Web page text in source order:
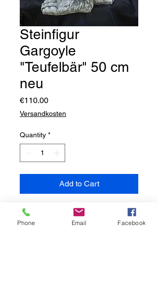
Steinfigur
Gargoyle
"Teufelbär" 50 cm
neu
€110.00Price
Versandkosten
Quantity *
Add to Cart
✔ massiv & frostbeständig
✔ Steinguss
Phone Email Facebook